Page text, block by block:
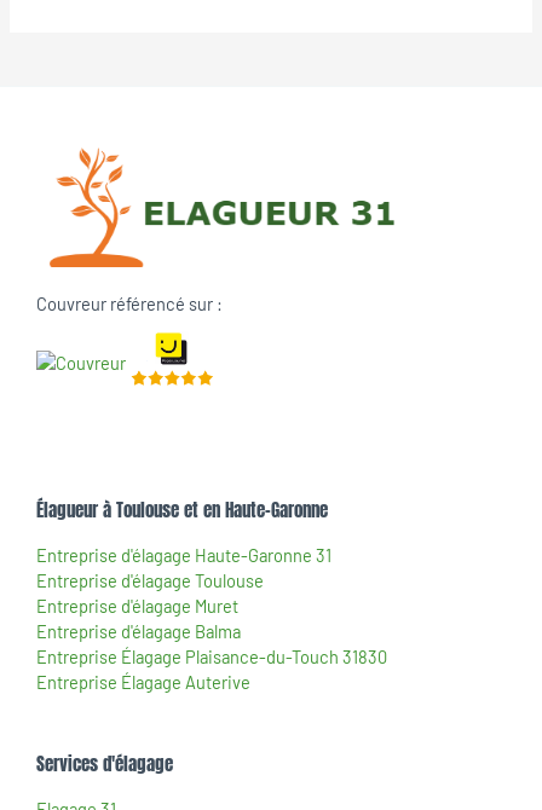
Couvreur référencé sur :
Élagueur à Toulouse et en Haute-Garonne
Entreprise d'élagage Haute-Garonne 31
Entreprise d'élagage Toulouse
Entreprise d'élagage Muret
Entreprise d'élagage Balma
Entreprise Élagage Plaisance-du-Touch 31830
Entreprise Élagage Auterive
Services d'élagage